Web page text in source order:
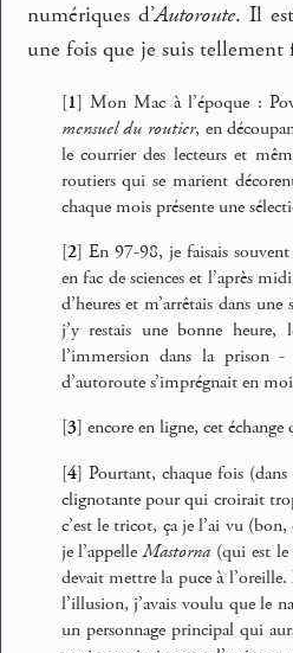
numériques d’Autoroute. Il
une fois que je suis tellement
[1] Mon Mac à l’époque :
mensuel du routier, en
le courrier des lecteurs et
routiers qui se marient
chaque mois présente une
[2] En 97-98, je faisais
en fac de sciences et l’après
d’heures et m’arrêtais dans
j’y restais une bonne heure,
l’immersion dans la prison -
d’autoroute s’imprégnait en
[3] encore en ligne, cet
[4] Pourtant, chaque fois (dans
clignotante pour qui croirait
c’est le tricot, ça je l’ai vu
je l’appelleMastorna (qui est
devait mettre la puce à
l’illusion, j’avais voulu que le
un personnage principal qui